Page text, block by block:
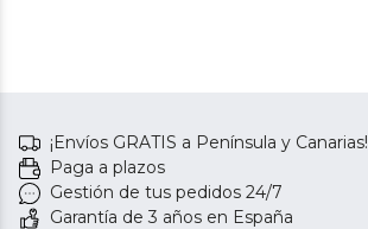
¡Envíos GRATIS a Península y Canarias!
Paga a plazos
Gestión de tus pedidos 24/7
Garantía de 3 años en España